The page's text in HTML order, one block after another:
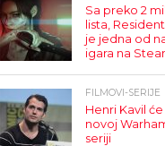
Sa preko 2
lista,
je jedna od
igara na
FILMOVI-SERIJE
Henri Kavil
novoj
seriji